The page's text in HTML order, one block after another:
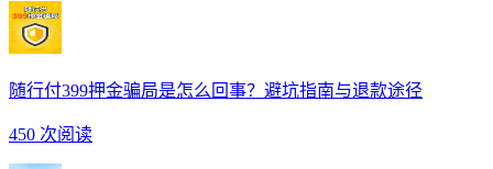
随行付399押金骗局是怎么回事？避坑指南与退款途径
450 次阅读